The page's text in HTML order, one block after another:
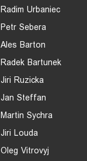
Radim Urbaniec
Petr Sebera
Ales Barton
Radek Bartunek
Jiri Ruzicka
Jan Steffan
Martin Sychra
Jiri Louda
Oleg Vitrovyj